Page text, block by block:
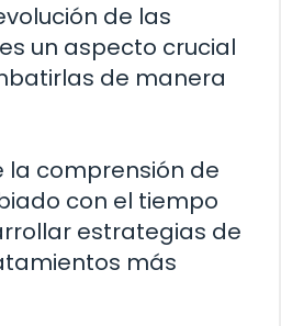
de las
un aspecto crucial
de manera
la comprensión de
con el tiempo
estrategias de
más